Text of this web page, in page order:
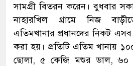
সামগ্রী বিতরন করেন। বুধবার
নাহারখিল গ্রামে নিজ
এতিমখানার প্রধানদের নিকট
করা হয়। প্রতিটি এতিম খানায়
ছোলা, ৫ কেজি মশুর ডাল,